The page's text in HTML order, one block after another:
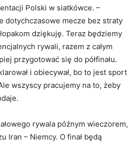
Polski w siatkówce. –
dotychczasowe mecze bez straty
dziękuję. Teraz będziemy
rywali, razem z całym
przygotować się do półfinału.
i obiecywał, bo to jest sport
wszyscy pracujemy na to, żeby
rywala późnym wieczorem,
Iran – Niemcy. O finał będą